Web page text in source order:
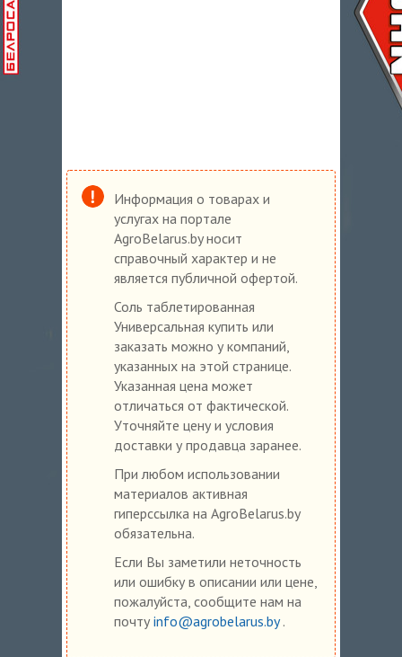
Информация о товарах и
услугах на портале
AgroBelarus.by носит
справочный характер и не
является публичной офертой.
Соль таблетированная
Универсальная купить или
заказать можно у компаний,
указанных на этой странице.
Указанная цена может
отличаться от фактической.
Уточняйте цену и условия
доставки у продавца заранее.
При любом использовании
материалов активная
гиперссылка на AgroBelarus.by
обязательна.
Если Вы заметили неточность
или ошибку в описании или цене,
пожалуйста, сообщите нам на
почту info@agrobelarus.by.